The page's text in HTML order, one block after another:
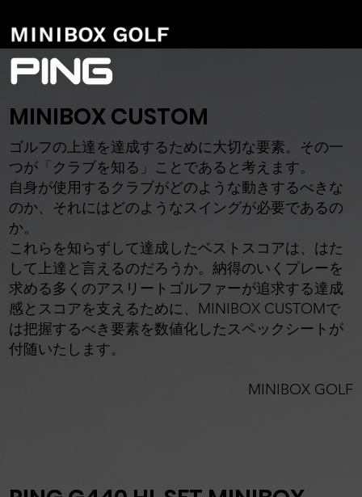
MINIBOX CUSTOM
ゴルフの上達を達成するために大切な要素。その一
つが「クラブを知る」ことであると考えます。
自身が使用するクラブがどのような動きするべきな
のか、それにはどのようなスイングが必要であるの
か。
これらを知らずして達成したベストスコアは、はた
して上達と言えるのだろうか。納得のいくプレーを
求める多くのアスリートゴルファーが追求する達成
感とスコアを支えるために、MINIBOX CUSTOMで
は把握するべき要素を数値化したスペックシートが
付随いたします。
MINIBOX GOLF